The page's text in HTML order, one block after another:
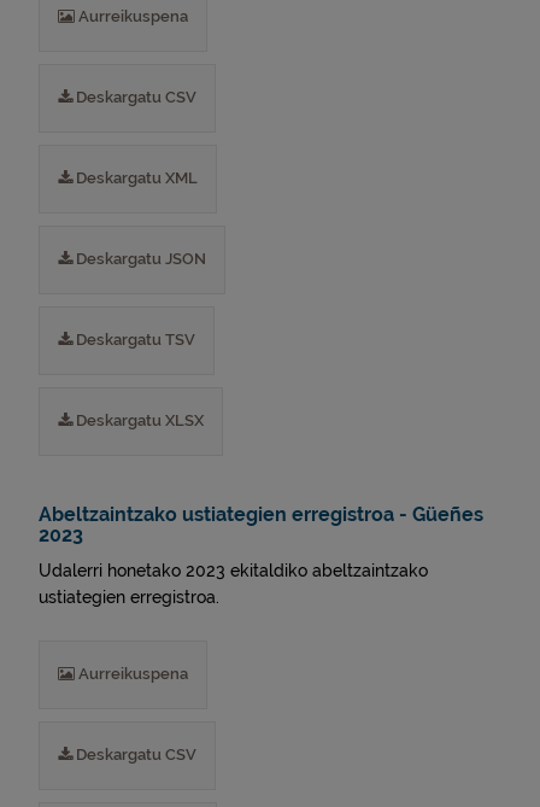
Aurreikuspena
Deskargatu CSV
Deskargatu XML
Deskargatu JSON
Deskargatu TSV
Deskargatu XLSX
Abeltzaintzako ustiategien erregistroa - Güeñes
2023
Udalerri honetako 2023 ekitaldiko abeltzaintzako
ustiategien erregistroa.
Aurreikuspena
Deskargatu CSV